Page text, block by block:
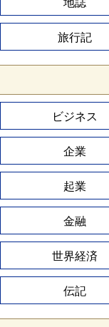
地誌
旅行記
ビジネス
企業
起業
金融
世界経済
伝記